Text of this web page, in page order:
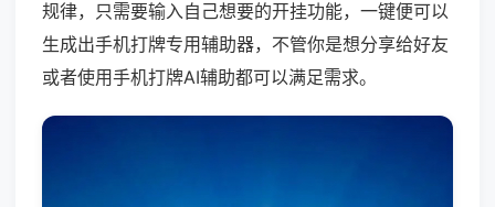
规律，只需要输入自己想要的开挂功能，一键便可以
生成出手机打牌专用辅助器，不管你是想分享给好友
或者使用手机打牌AI辅助都可以满足需求。